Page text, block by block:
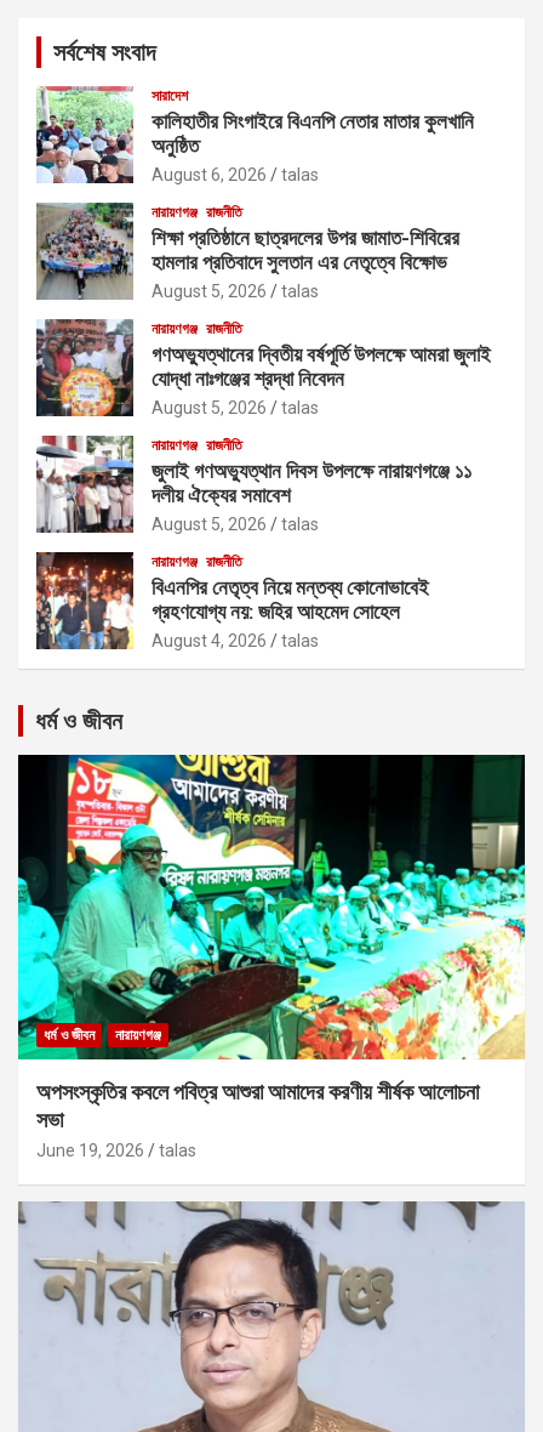
সর্বশেষ সংবাদ
সারাদেশ
কালিহাতীর সিংগাইরে বিএনপি নেতার মাতার কুলখানি
অনুষ্ঠিত
August 6, 2026 talas
নারায়ণগঞ্জ রাজনীতি
শিক্ষা প্রতিষ্ঠানে ছাত্রদলের উপর জামাত-শিবিরের
হামলার প্রতিবাদে সুলতান এর নেতৃত্বে বিক্ষোভ
August 5, 2026 talas
নারায়ণগঞ্জ রাজনীতি
গণঅভ্যুত্থানের দ্বিতীয় বর্ষপূর্তি উপলক্ষে আমরা জুলাই
যোদ্ধা নাঃগঞ্জের শ্রদ্ধা নিবেদন
August 5, 2026 talas
নারায়ণগঞ্জ রাজনীতি
জুলাই গণঅভ্যুত্থান দিবস উপলক্ষে নারায়ণগঞ্জে ১১
দলীয় ঐক্যের সমাবেশ
August 5, 2026 talas
নারায়ণগঞ্জ রাজনীতি
বিএনপির নেতৃত্ব নিয়ে মন্তব্য কোনোভাবেই
গ্রহণযোগ্য নয়: জহির আহমেদ সোহেল
August 4, 2026 talas
ধর্ম ও জীবন
ধর্ম ও জীবন নারায়ণগঞ্জ
অপসংস্কৃতির কবলে পবিত্র আশুরা আমাদের করণীয় শীর্ষক আলোচনা
সভা
June 19, 2026 talas